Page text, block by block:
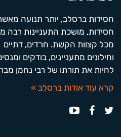
חסידות ברסלב, יותר תנועה
חסידות, מושכת התעניינות רבה
מכל קצוות הקשת. חרדים, דתיים
וחילונים מתעניינים, בודקים
לחיות את תורתו של רבי נחמן
קרא עוד אודות ברסלב »